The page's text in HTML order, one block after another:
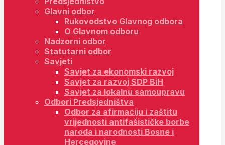
Glavni odbor
Rukovodstvo Glavnog odbora
O Glavnom odboru
Nadzorni odbor
Statutarni odbor
Savjeti
Savjet za ekonomski razvoj
Savjet za razvoj SDP BiH
Savjet za lokalnu samoupravu
Odbori Predsjedništva
Odbor za afirmaciju i zaštitu
vrijednosti antifašističke borbe
naroda i narodnosti Bosne i
Hercegovine